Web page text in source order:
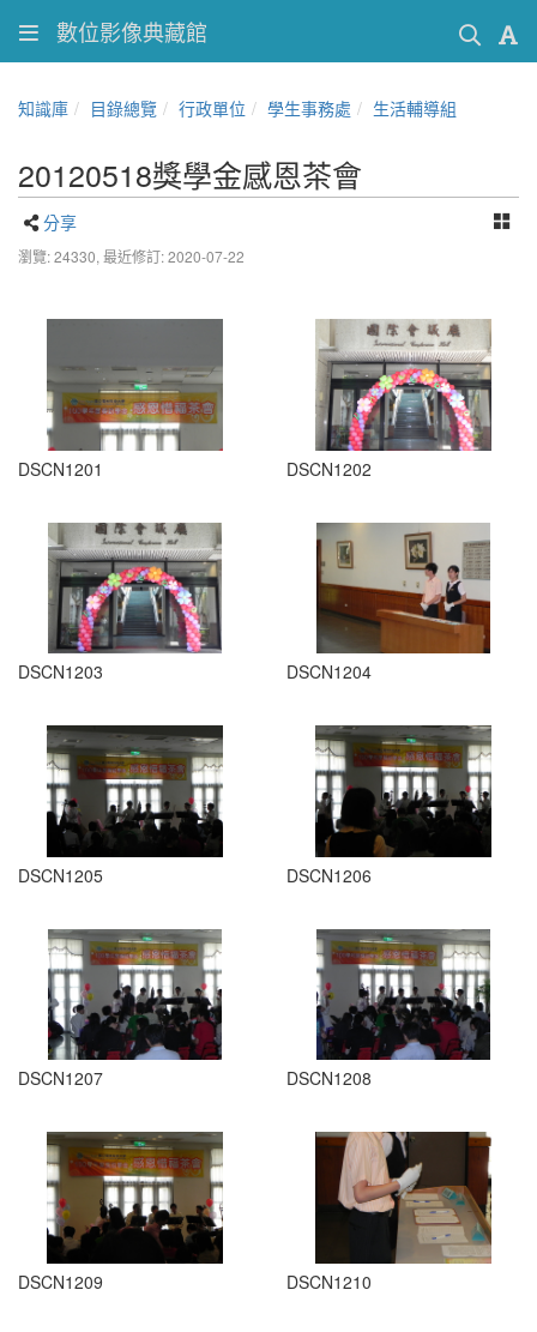
數位影像典藏館
知識庫 目錄總覽 行政單位 學生事務處 生活輔導組
20120518獎學金感恩茶會
分享
瀏覽: 24330, 最近修訂: 2020-07-22
DSCN1201 DSCN1202
DSCN1203 DSCN1204
DSCN1205 DSCN1206
DSCN1207 DSCN1208
DSCN1209 DSCN1210